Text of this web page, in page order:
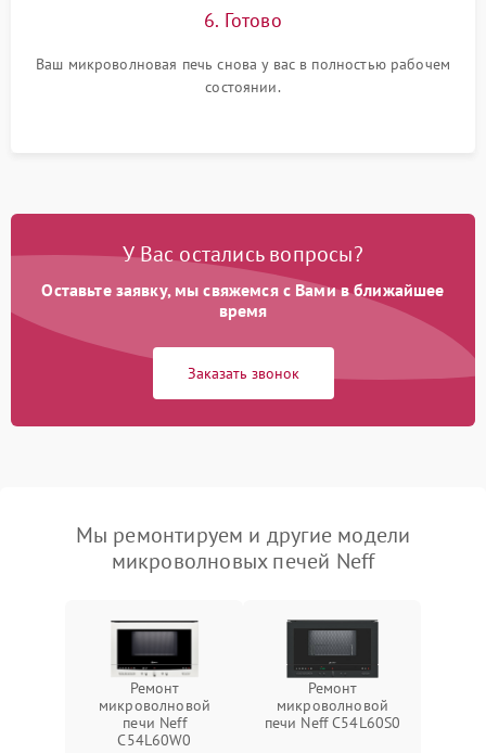
6. Готово
Ваш микроволновая печь снова у вас в полностью рабочем
состоянии.
У Вас остались вопросы?
Оставьте заявку, мы свяжемся с Вами в ближайшее
время
Заказать звонок
Мы ремонтируем и другие модели
микроволновых печей Neff
Ремонт
микроволновой
печи Neff
C54L60W0
Ремонт
микроволновой
печи Neff C54L60S0